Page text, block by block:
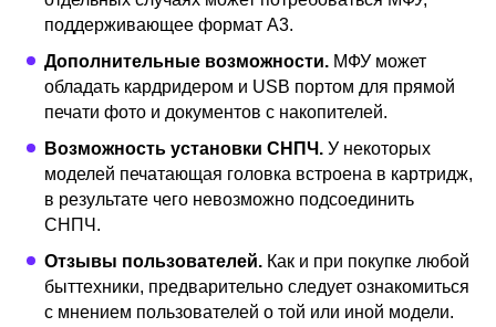
Wireless 419
Лучшие лазерные МФУ для дома
1
Canon i-SENSYS
Смотреть
2
C261SFNw
Смотреть
поддерживающее формат А3.
Дополнительные возможности. МФУ может
обладать кардридером и USB портом для прямой
печати фото и документов с накопителей.
Возможность установки СНПЧ. У некоторых
моделей печатающая головка встроена в картридж,
в результате чего невозможно подсоединить
СНПЧ.
Отзывы пользователей. Как и при покупке любой
быттехники, предварительно следует ознакомиться
с мнением пользователей о той или иной модели.